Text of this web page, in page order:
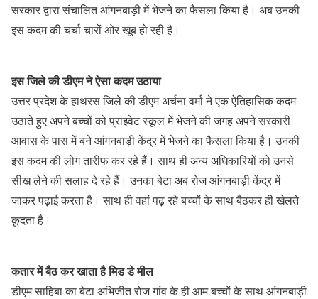
सरकार द्वारा संचालित आंगनबाड़ी में भेजने का फैसला किया है। अब उनकी
इस कदम की चर्चा चारों ओर खूब हो रही है।
इस जिले की डीएम ने ऐसा कदम उठाया
उत्तर प्रदेश के हाथरस जिले की डीएम अर्चना वर्मा ने एक ऐतिहासिक कदम
उठाते हुए अपने बच्चों को प्राइवेट स्कूल में भेजने की जगह अपने सरकारी
आवास के पास में बने आंगनबाड़ी केंद्र में भेजने का फैसला किया है। उनकी
इस कदम की लोग तारीफ कर रहे हैं। साथ ही अन्य अधिकारियों को उनसे
सीख लेने की सलाह दे रहे हैं। उनका बेटा अब रोज आंगनबाड़ी केंद्र में
जाकर पढ़ाई करता है। साथ ही वहां पढ़ रहे बच्चों के साथ बैठकर ही खेलते
कूदता है।
कतार में बैठ कर खाता है मिड डे मील
डीएम साहिबा का बेटा अभिजीत रोज गांव के ही आम बच्चों के साथ आंगनबाड़ी